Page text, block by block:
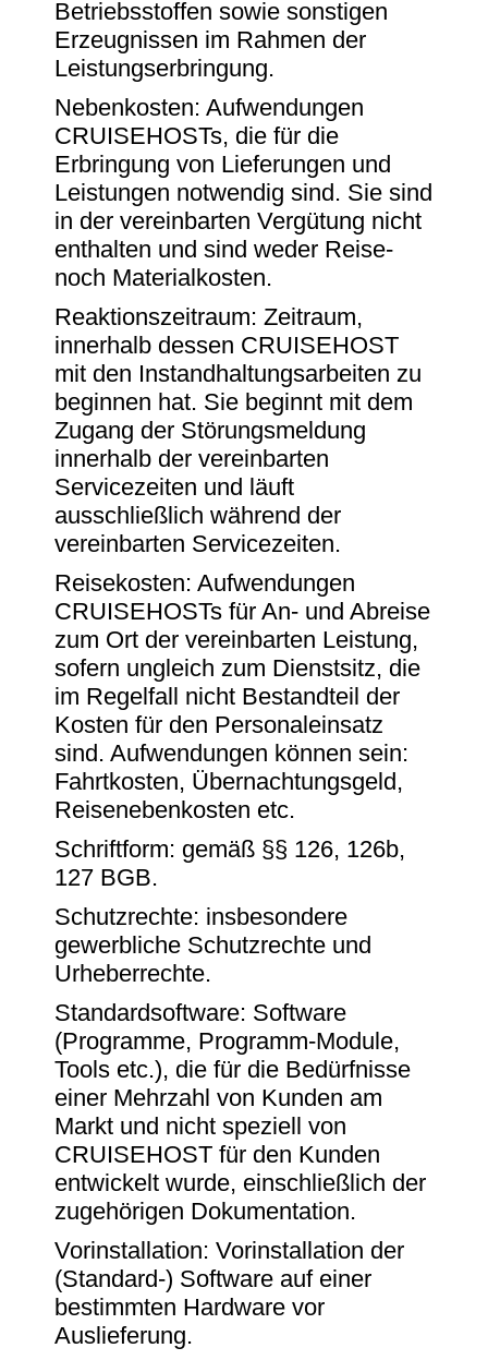
Betriebsstoffen sowie sonstigen
Erzeugnissen im Rahmen der
Leistungserbringung.
Nebenkosten: Aufwendungen
CRUISEHOSTs, die für die
Erbringung von Lieferungen und
Leistungen notwendig sind. Sie sind
in der vereinbarten Vergütung nicht
enthalten und sind weder Reise-
noch Materialkosten.
Reaktionszeitraum: Zeitraum,
innerhalb dessen CRUISEHOST
mit den Instandhaltungsarbeiten zu
beginnen hat. Sie beginnt mit dem
Zugang der Störungsmeldung
innerhalb der vereinbarten
Servicezeiten und läuft
ausschließlich während der
vereinbarten Servicezeiten.
Reisekosten: Aufwendungen
CRUISEHOSTs für An- und Abreise
zum Ort der vereinbarten Leistung,
sofern ungleich zum Dienstsitz, die
im Regelfall nicht Bestandteil der
Kosten für den Personaleinsatz
sind. Aufwendungen können sein:
Fahrtkosten, Übernachtungsgeld,
Reisenebenkosten etc.
Schriftform: gemäß §§ 126, 126b,
127 BGB.
Schutzrechte: insbesondere
gewerbliche Schutzrechte und
Urheberrechte.
Standardsoftware: Software
(Programme, Programm-Module,
Tools etc.), die für die Bedürfnisse
einer Mehrzahl von Kunden am
Markt und nicht speziell von
CRUISEHOST für den Kunden
entwickelt wurde, einschließlich der
zugehörigen Dokumentation.
Vorinstallation: Vorinstallation der
(Standard-) Software auf einer
bestimmten Hardware vor
Auslieferung.